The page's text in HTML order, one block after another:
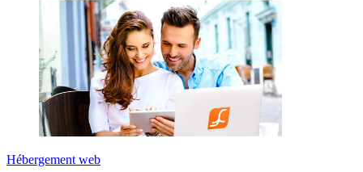
Hébergement web